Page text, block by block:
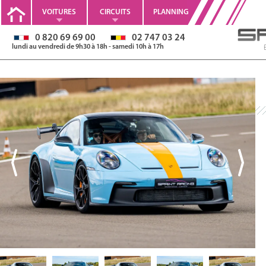
VOITURES CIRCUITS PLANNING
0 820 69 69 00 02 747 03 24
lundi au vendredi de 9h30 à 18h - samedi 10h à 17h